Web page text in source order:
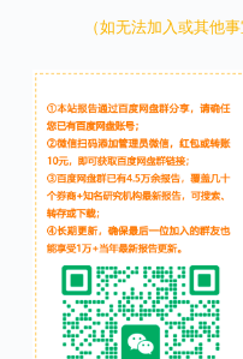
（如无法加入或其他